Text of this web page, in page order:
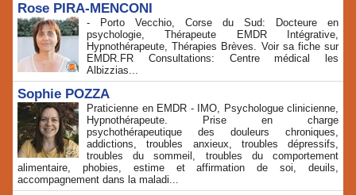
Rose PIRA-MENCONI
- Porto Vecchio, Corse du Sud: Docteure en
psychologie, Thérapeute EMDR Intégrative,
Hypnothérapeute, Thérapies Brèves. Voir sa fiche sur
EMDR.FR Consultations: Centre médical les
Albizzias...
Sophie POZZA
Praticienne en EMDR - IMO, Psychologue clinicienne,
Hypnothérapeute. Prise en charge
psychothérapeutique des douleurs chroniques,
addictions, troubles anxieux, troubles dépressifs,
troubles du sommeil, troubles du comportement
alimentaire, phobies, estime et affirmation de soi, deuils,
accompagnement dans la maladi...